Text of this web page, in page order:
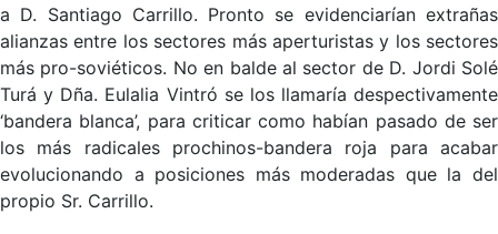
a D. Santiago Carrillo. Pronto se evidenciarían extrañas
alianzas entre los sectores más aperturistas y los sectores
más pro-soviéticos. No en balde al sector de D. Jordi Solé
Turá y Dña. Eulalia Vintró se los llamaría despectivamente
‘bandera blanca’, para criticar como habían pasado de ser
los más radicales prochinos-bandera roja para acabar
evolucionando a posiciones más moderadas que la del
propio Sr. Carrillo.